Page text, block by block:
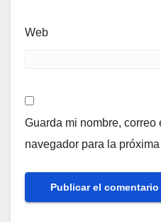
Web
Guarda mi nombre,
navegador para la